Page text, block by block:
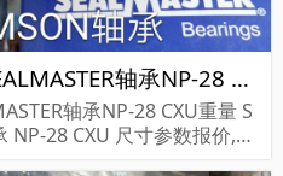
NP-28 CXU轴承参数,SEALMASTER轴承NP-28 CXU重量
轴承NP-28 CXU重量 S
NP-28 CXU 尺寸参数报价,SE